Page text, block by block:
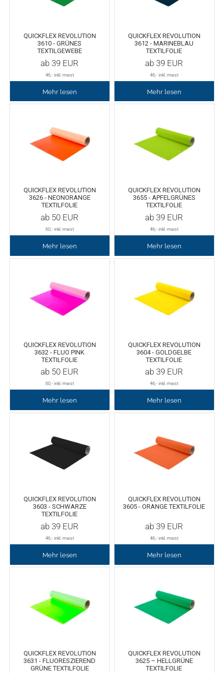
Verschiedene Spezialfolien
Textilfolie
Übersicht
Chemica Firstmark
Chemica Hotmark
Chemica Upperflok
Chemica Galaxy
Chemica Reflex
Chemica Metallic
Chemica Fashion
Chemica Quickflex
Chemica Bling-Bling
Chemica Carbon
Marathon
Daylight
Schaber
Verschiedenes
Griffe
Schnellspanner
Taschen und Kisten
Werkzeugtasche
Handgelenktasche
Tücher
Glasschaber
Verpackungsmaschinen
Rollenhalter
Rollenständer
Zubehör für Transferpressen
Teflonfolie und Klebeband
Verschiedenes
QUICKFLEX REVOLUTION
3610 - GRÜNES
TEXTILGEWEBE
ab 39 EUR
46,- inkl. mwst
Mehr lesen
QUICKFLEX REVOLUTION
3612 - MARINEBLAU
TEXTILFOLIE
ab 39 EUR
46,- inkl. mwst
Mehr lesen
QUICKFLEX REVOLUTION
3626 - NEONORANGE
TEXTILFOLIE
ab 50 EUR
60,- inkl. mwst
Mehr lesen
QUICKFLEX REVOLUTION
3655 - APFELGRÜNES
TEXTILFOLIE
ab 39 EUR
46,- inkl. mwst
Mehr lesen
QUICKFLEX REVOLUTION
3632 - FLUO PINK
TEXTILFOLIE
ab 50 EUR
60,- inkl. mwst
Mehr lesen
QUICKFLEX REVOLUTION
3604 - GOLDGELBE
TEXTILFOLIE
ab 39 EUR
46,- inkl. mwst
Mehr lesen
QUICKFLEX REVOLUTION
3603 - SCHWARZE
TEXTILFOLIE
ab 39 EUR
46,- inkl. mwst
Mehr lesen
QUICKFLEX REVOLUTION
3605 - ORANGE TEXTILFOLIE
ab 39 EUR
46,- inkl. mwst
Mehr lesen
QUICKFLEX REVOLUTION
3631 - FLUORESZIEREND
GRÜNE TEXTILFOLIE
QUICKFLEX REVOLUTION
3625 – HELLGRÜNE
TEXTILFOLIE